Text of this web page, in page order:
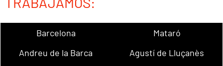
Barcelona
Mataró
Andreu de la Barca
Agustí de Lluçanès